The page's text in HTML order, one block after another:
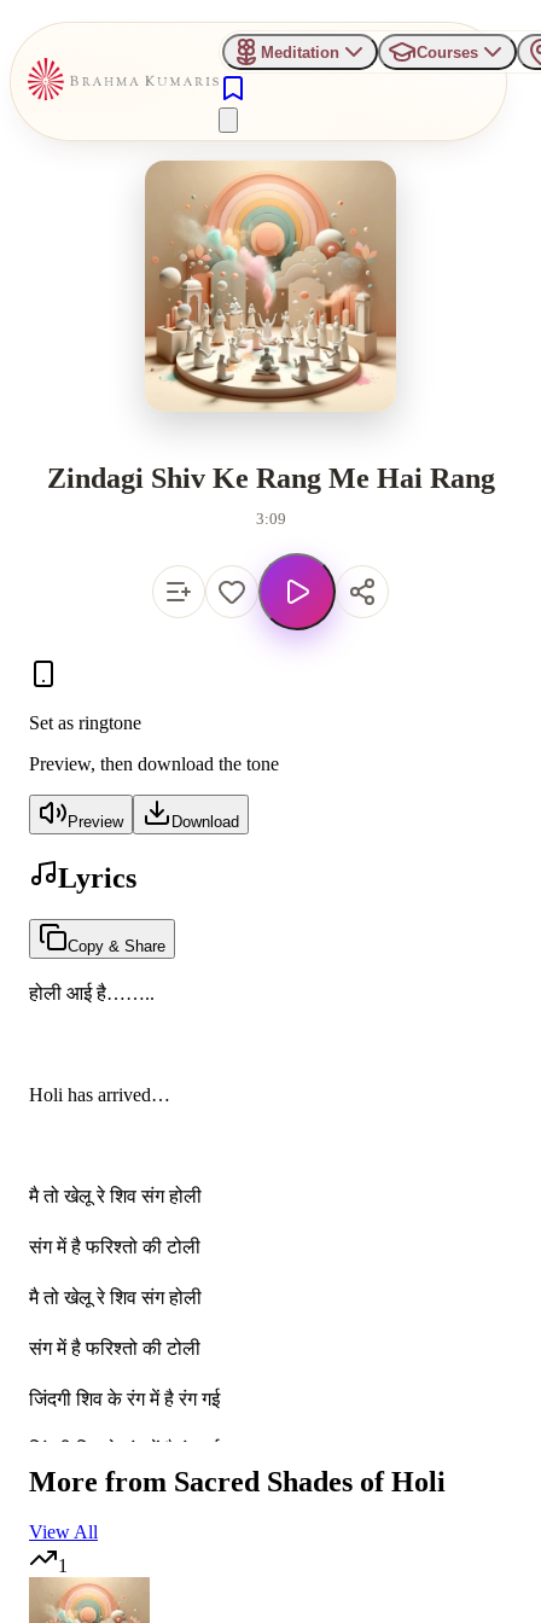
Meditation Courses
Zindagi Shiv Ke Rang Me Hai Rang
3:09
Set as ringtone
Preview, then download the tone
Preview Download
Lyrics
Copy & Share
होली आई है……..
Holi has arrived…
मै तो खेलू रे शिव संग होली
संग में है फरिश्तो की टोली
मै तो खेलू रे शिव संग होली
संग में है फरिश्तो की टोली
जिंदगी शिव के रंग में है रंग गई
I celebrate Holi with Shiv.
More from Sacred Shades of Holi
View All
1